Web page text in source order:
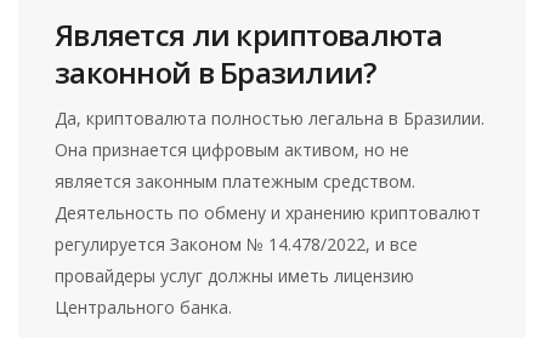
Является ли криптовалюта
законной в Бразилии?
Да, криптовалюта полностью легальна в Бразилии.
Она признается цифровым активом, но не
является законным платежным средством.
Деятельность по обмену и хранению криптовалют
регулируется Законом № 14.478/2022, и все
провайдеры услуг должны иметь лицензию
Центрального банка.